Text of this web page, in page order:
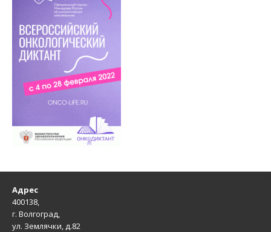
Адрес
400138,
г. Волгоград,
ул. Землячки, д.82